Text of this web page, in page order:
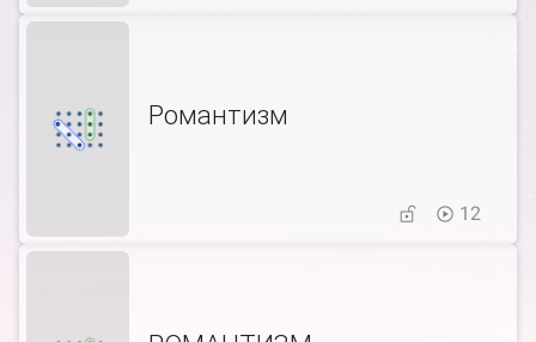
Романтизм
12